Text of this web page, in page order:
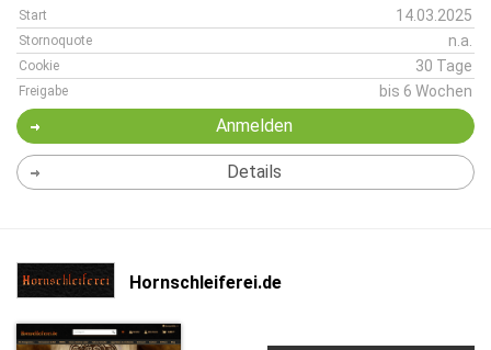
Start 14.03.2025
Stornoquote n.a.
Cookie 30 Tage
Freigabe bis 6 Wochen
Anmelden
Details
Hornschleiferei.de